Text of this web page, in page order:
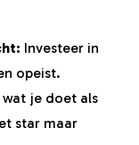
Investeer in
opeist.
wat je doet als
star maar